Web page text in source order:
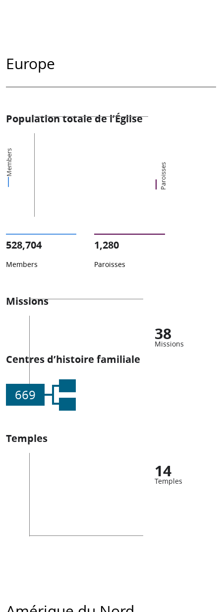
Europe
Population totale de l’Église
Members Paroisses
528,704
Members
1,280
Paroisses
Missions
38
Missions
Centres d’histoire familiale
669
Temples
14
Temples